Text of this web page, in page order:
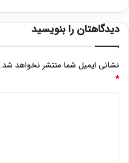
دیدگاهتان را بنویسید
نشانی ایمیل شما منتشر نخواهد شد.
*